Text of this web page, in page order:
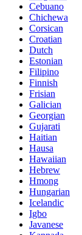
Cebuano
Chichewa
Corsican
Croatian
Dutch
Estonian
Filipino
Finnish
Frisian
Galician
Georgian
Gujarati
Haitian
Hausa
Hawaiian
Hebrew
Hmong
Hungarian
Icelandic
Igbo
Javanese